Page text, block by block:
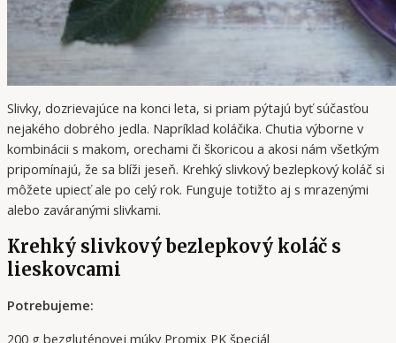
Slivky, dozrievajúce na konci leta, si priam pýtajú byť súčasťou
nejakého dobrého jedla. Napríklad koláčika. Chutia výborne v
kombinácii s makom, orechami či škoricou a akosi nám všetkým
pripomínajú, že sa blíži jeseň. Krehký slivkový bezlepkový koláč si
môžete upiecť ale po celý rok. Funguje totižto aj s mrazenými
alebo zaváranými slivkami.
Krehký slivkový bezlepkový koláč s
lieskovcami
Potrebujeme:
200 g bezgluténovej múky Promix PK špeciál